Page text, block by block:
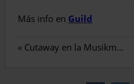
Más info en Guild
« Cutaway en la Musikmesse de Frankfurt